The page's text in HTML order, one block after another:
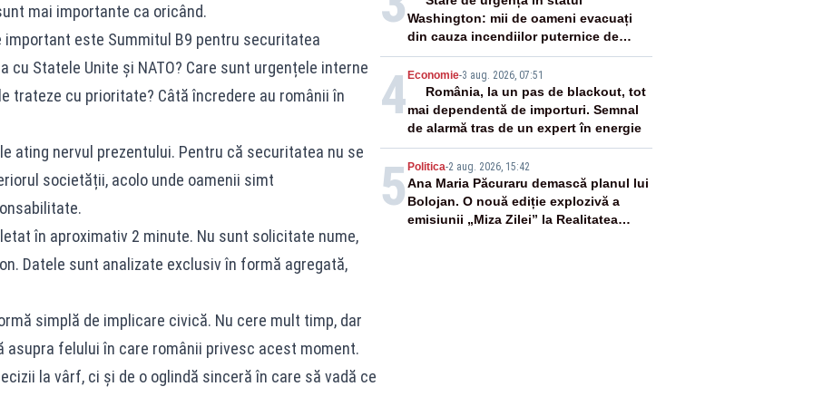
mai importante ca oricând.
important este Summitul B9 pentru securitatea
cu Statele Unite și NATO? Care sunt urgențele interne
trateze cu prioritate? Câtă încredere au românii în
ating nervul prezentului. Pentru că securitatea nu se
societății, acolo unde oamenii simt
în aproximativ 2 minute. Nu sunt solicitate nume,
Datele sunt analizate exclusiv în formă agregată,
simplă de implicare civică. Nu cere mult timp, dar
asupra felului în care românii privesc acest moment.
la vârf, ci și de o oglindă sinceră în care să vadă ce
Washington: mii de oameni evacuați
din cauza incendiilor puternice de
vegetație
4Economie-3 aug. 2026, 07:51
România, la un pas de blackout, tot
mai dependentă de importuri. Semnal
de alarmă tras de un expert în energie
5 Politica-2 aug. 2026, 15:42
Ana Maria Păcuraru demască planul lui
Bolojan. O nouă ediție explozivă a
emisiunii „Miza Zilei” la Realitatea